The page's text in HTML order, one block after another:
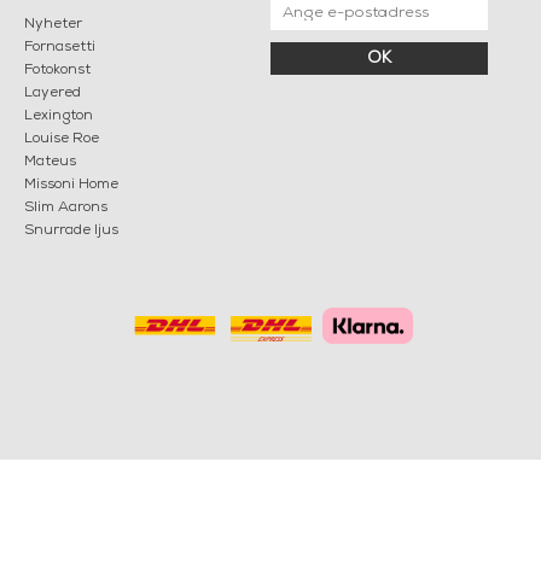
Nyheter
Fornasetti
Fotokonst
Layered
Lexington
Louise Roe
Mateus
Missoni Home
Slim Aarons
Snurrade ljus
OK